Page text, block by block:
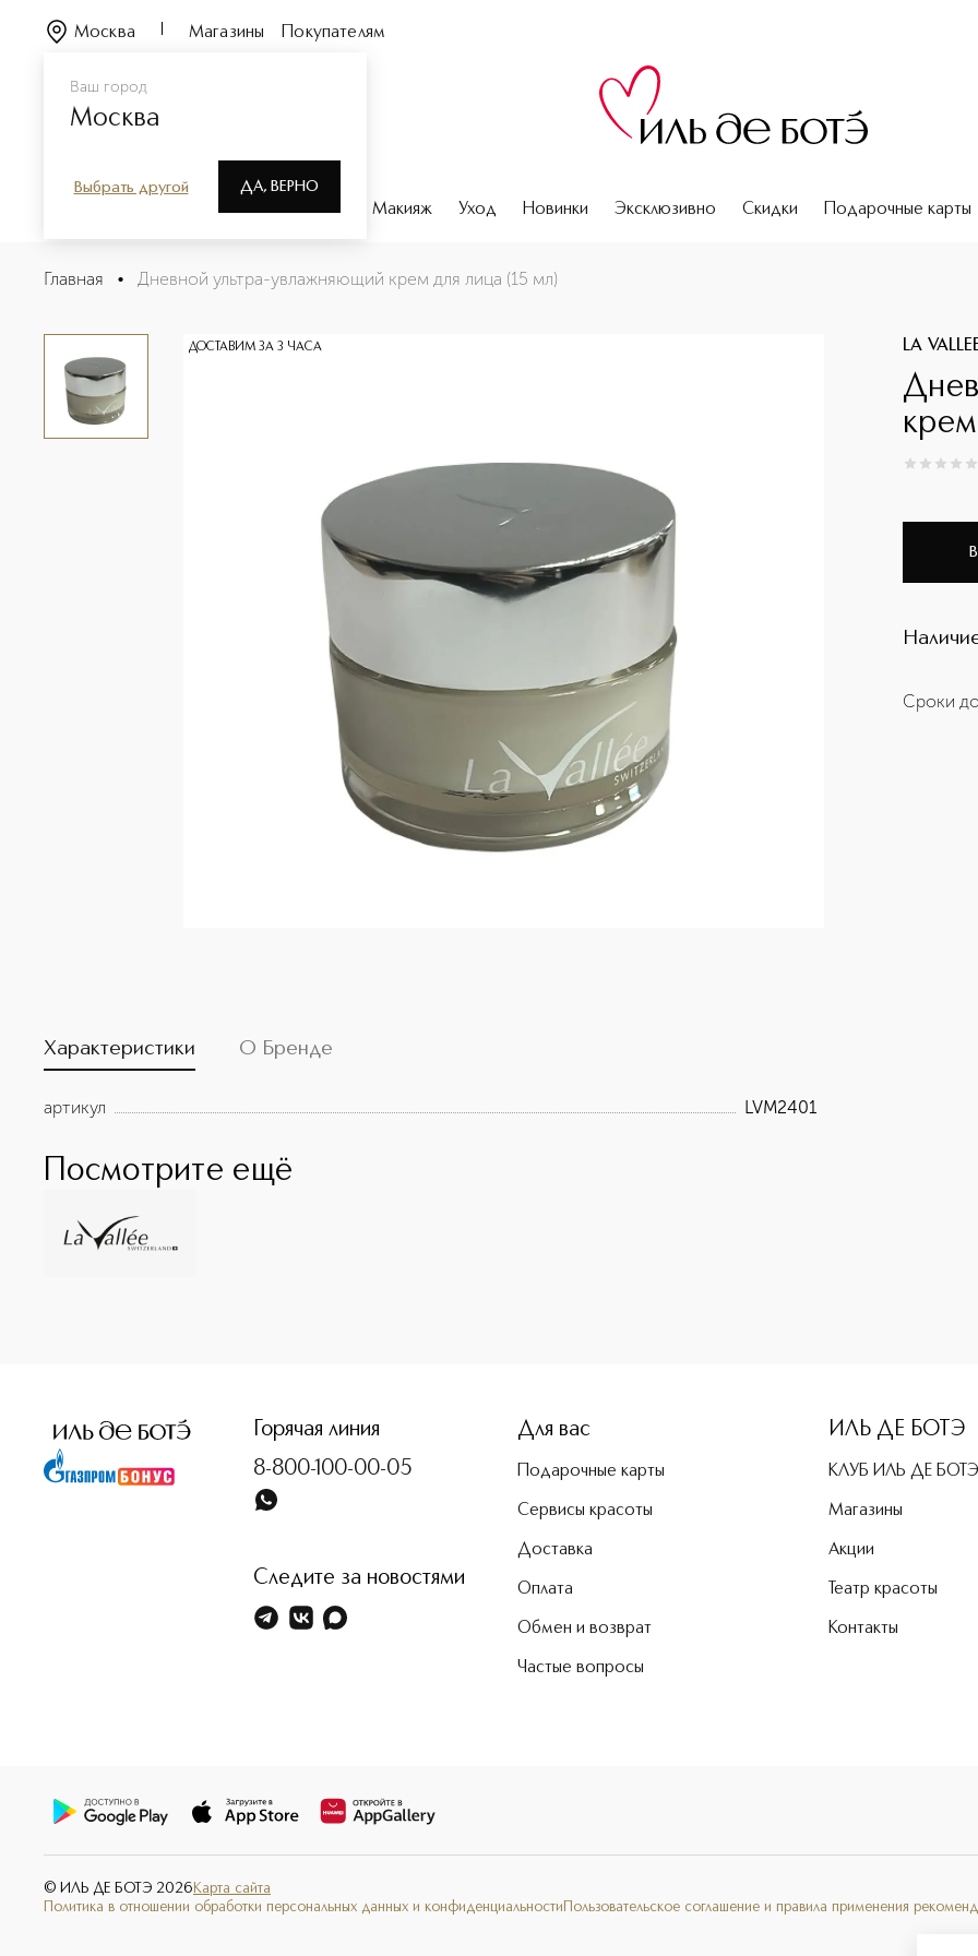
Ваш город
Москва
Выбрать другой ДА, ВЕРНО
Москва Магазины Покупателям
Парфюмерия Макияж Уход Новинки Эксклюзивно Скидки Подарочные карты
Дневной ультра-увлажняющий крем для лица (15 мл)
Описание
Главная • Дневной ультра-увлажняющий крем для лица (15 мл)
ДОСТАВИМ ЗА 3 ЧАСА LA
0из 0
Сроки
Характеристики О Бренде
артикул LVM2401
Посмотрите ещё
Горячая линия
8-800-100-00-05
Следите за новостями
Для вас
Подарочные карты
Сервисы красоты
Доставка
Оплата
Обмен и возврат
Частые вопросы
ИЛЬ ДЕ БОТЭ
КЛУБ ИЛЬ ДЕ БОТЭ
Магазины
Акции
Театр красоты
Контакты
© ИЛЬ ДЕ БОТЭ 2026 Карта сайта
Политика в отношении обработки персональных данных и конфиденциальности Пользовательское соглашение и правила применения